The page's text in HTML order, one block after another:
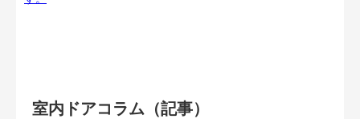
室内ドアコラム（記事）